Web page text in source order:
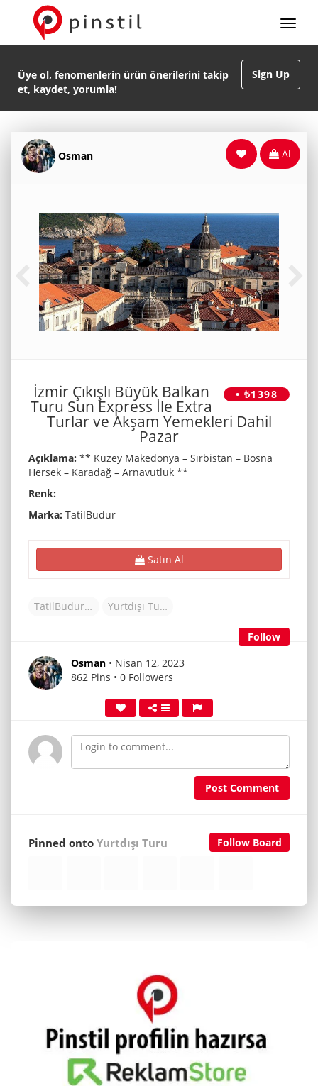
Sign Up
Üye ol, fenomenlerin ürün önerilerini takip
et, kaydet, yorumla!
Osman Al
• ₺1398
İzmir Çıkışlı Büyük Balkan
Turu Sun Express İle Extra
Turlar ve Akşam Yemekleri Dahil
Pazar
Açıklama: ** Kuzey Makedonya – Sırbistan – Bosna
Hersek – Karadağ – Arnavutluk **
Renk:
Marka: TatilBudur
Satın Al
TatilBudur Tur Yurtdışı Turu
Follow
Osman • Nisan 12, 2023
862 Pins • 0 Followers
Post Comment
Follow Board
Pinned ontoYurtdışı Turu